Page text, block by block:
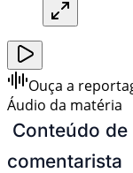
Ouça a
Áudio da matéria
Conteúdo
comentarista